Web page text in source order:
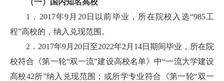
（一）国内知名高校
1．2017年9月20日以前毕业，所在院校入选“985工
程”高校的，纳入兑现范围。
2．2017年9月20日至2022年2月14日期间毕业，所在院
校符合《第一轮“双一流”建设高校名单》中“一流大学建设
高校42所”纳入兑现范围；或所学专业符合《第一轮“双一